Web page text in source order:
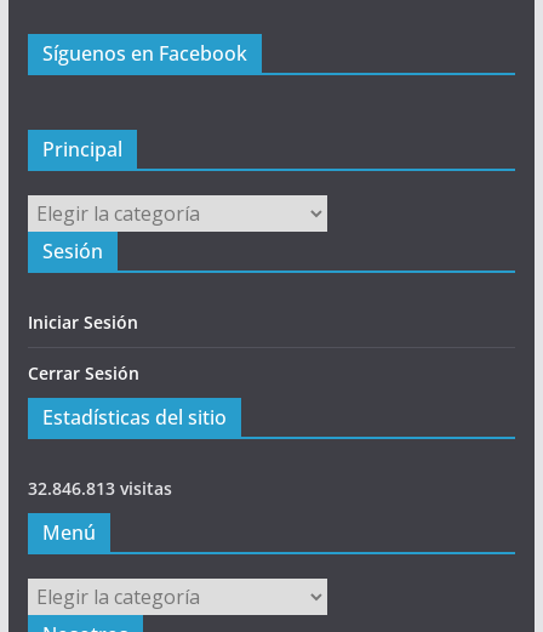
Síguenos en Facebook
Principal
Principal
Sesión
Iniciar Sesión
Cerrar Sesión
Estadísticas del sitio
32.846.813 visitas
Menú
Menú